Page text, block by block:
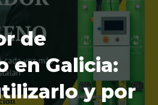
de
en Galicia:
y por